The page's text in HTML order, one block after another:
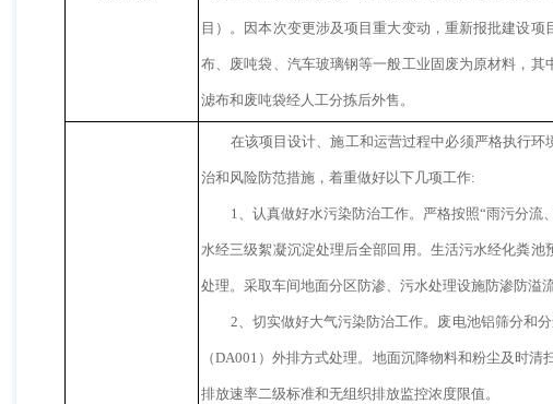
目）。因本次变更涉及项目重大变动，重新报批建设
布、废吨袋、汽车玻璃钢等一般工业固废为原材料，
滤布和废吨袋经人工分拣后外售。
在该项目设计、施工和运营过程中必须严格执行
治和风险防范措施，着重做好以下几项工作:
1、认真做好水污染防治工作。严格按照“雨污分
水经三级絮凝沉淀处理后全部回用。生活污水经化粪
处理。采取车间地面分区防渗、污水处理设施防渗防溢
2、切实做好大气污染防治工作。废电池铝筛分和
（DA001）外排方式处理。地面沉降物料和粉尘及时
排放速率二级标准和无组织排放监控浓度限值。